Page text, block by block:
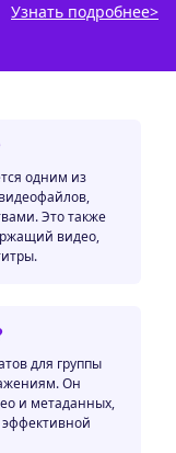
Узнать подробнее>
одним из
Это также
видео,
для группы
Он
и метаданных,